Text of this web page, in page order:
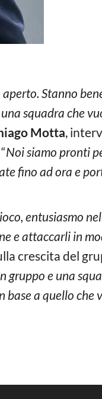
Stanno
squadra che
Motta,
Noi siamo pronti
fino ad ora e
entusiasmo
e attaccarli in
crescita del
gruppo e una
a quello che